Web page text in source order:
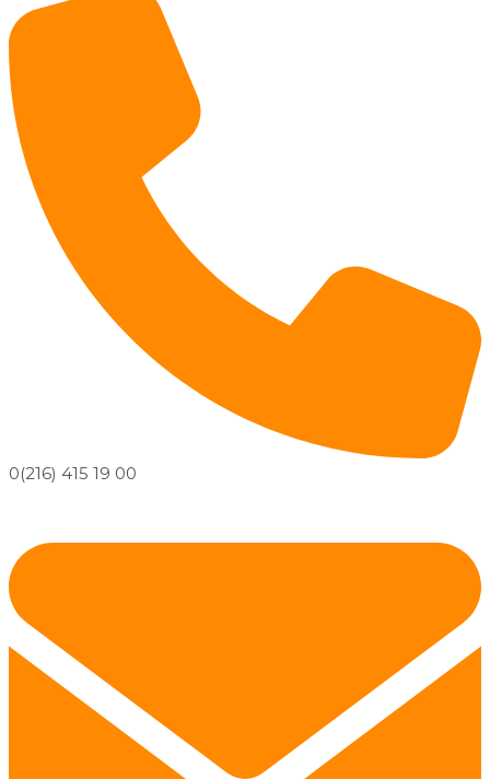
0(216) 415 19 00